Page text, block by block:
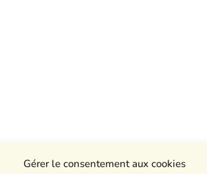
Gérer le consentement aux cookies